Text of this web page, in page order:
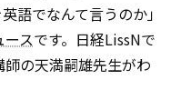
語でなんて言うのか」
ースです。日経LissNで
の天満嗣雄先生がわ